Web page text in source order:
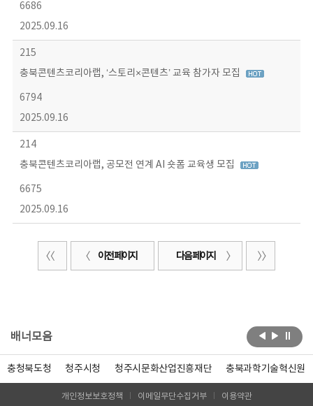
6686
2025.09.16
215
충북콘텐츠코리아랩, ‘스토리×콘텐츠’ 교육 참가자 모집
6794
2025.09.16
214
충북콘텐츠코리아랩, 공모전 연계 AI 숏폼 교육생 모집
6675
2025.09.16
이전 페이지 다음 페이지
배너모음
충청북도청 청주시청 청주시문화산업진흥재단 충북과학기술혁신원
개인정보보호정책 이메일무단수집거부 이용약관